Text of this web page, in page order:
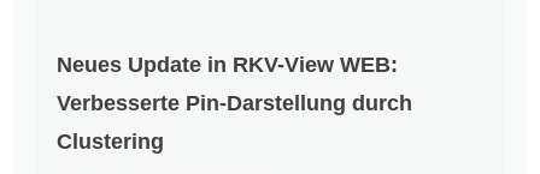
Neues Update in RKV-View WEB:
Verbesserte Pin-Darstellung durch
Clustering